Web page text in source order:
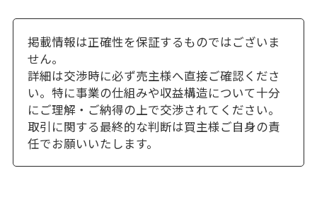
掲載情報は正確性を保証するものではございま
せん。
詳細は交渉時に必ず売主様へ直接ご確認くださ
い。特に事業の仕組みや収益構造について十分
にご理解・ご納得の上で交渉されてください。
取引に関する最終的な判断は買主様ご自身の責
任でお願いいたします。